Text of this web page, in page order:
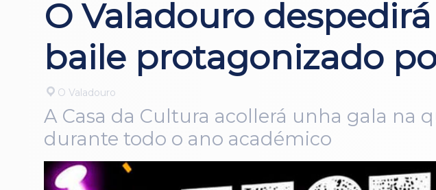
O Valadouro
baile protagonizado
O Valadouro
A Casa da Cultura acollerá unha gala na
durante todo o ano académico